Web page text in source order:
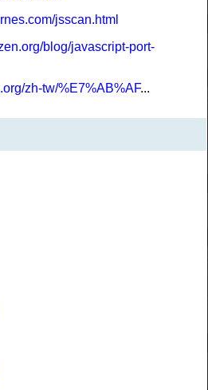
jsscan.html
blog/javascript-port-
zh-tw/%E7%AB%AF...